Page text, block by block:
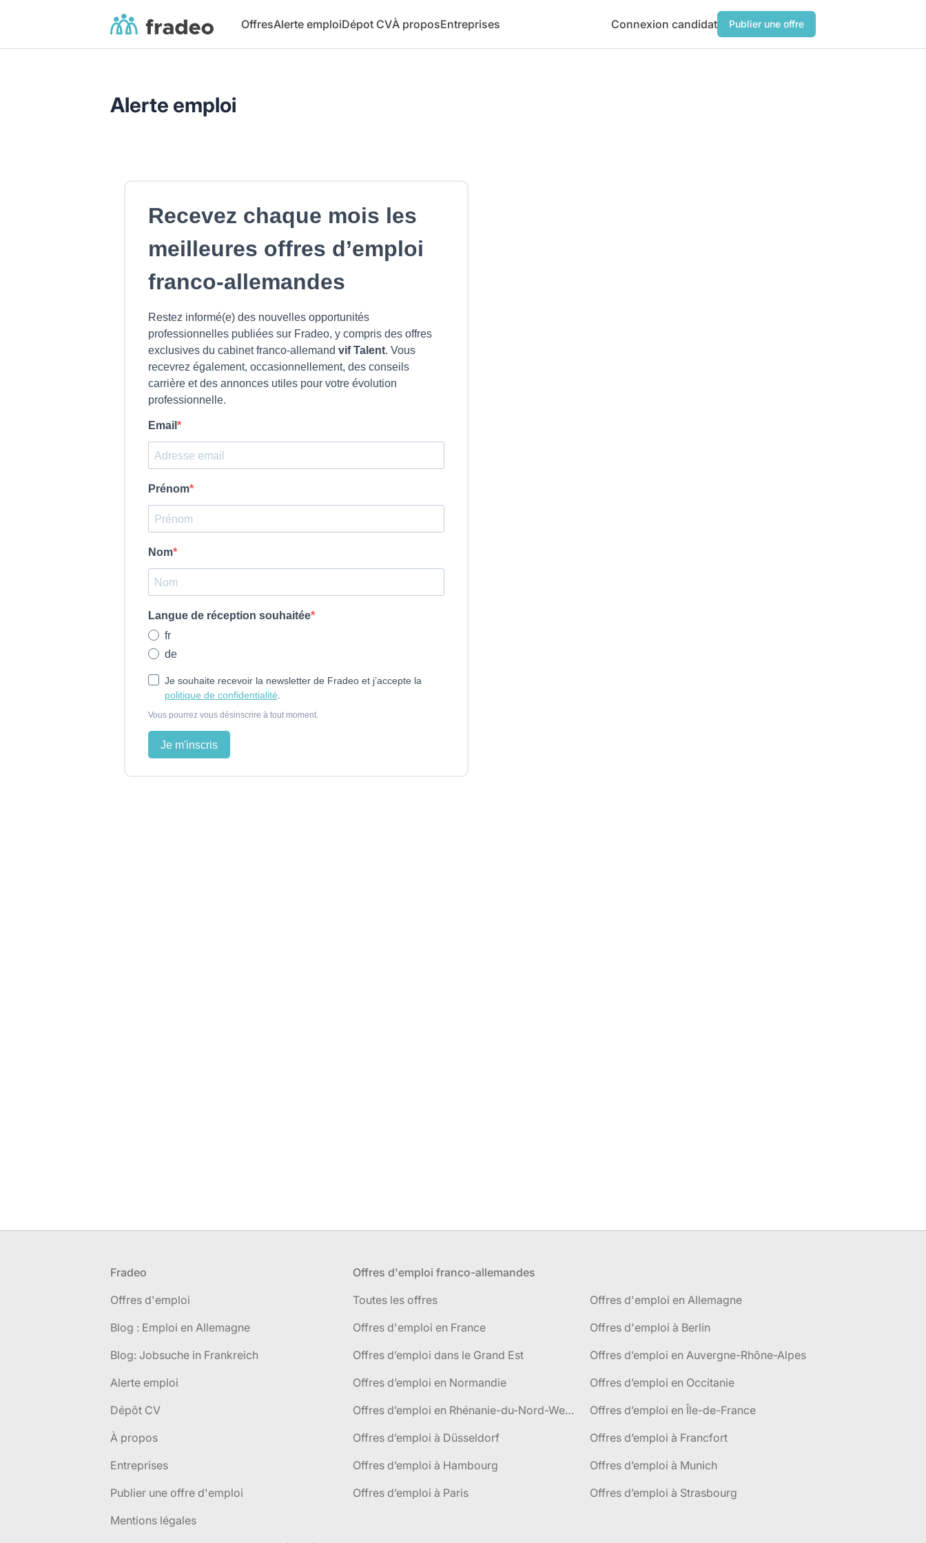
Fradeo OffresAlerte emploiDépot CVÀ proposEntreprises Connexion candidat Publier une offre
Alerte emploi
Fradeo
Offres d'emploi
Blog : Emploi en Allemagne
Blog: Jobsuche in Frankreich
Alerte emploi
Dépôt CV
À propos
Entreprises
Publier une offre d'emploi
Mentions légales
Offres d'emploi franco-allemandes
Toutes les offres
Offres d'emploi en Allemagne
Offres d'emploi en France
Offres d'emploi à Berlin
Offres d’emploi dans le Grand Est
Offres d’emploi en Auvergne-Rhône-Alpes
Offres d’emploi en Normandie
Offres d’emploi en Occitanie
Offres d’emploi en Rhénanie-du-Nord-Westphalie
Offres d’emploi en Île-de-France
Offres d’emploi à Düsseldorf
Offres d’emploi à Francfort
Offres d’emploi à Hambourg
Offres d’emploi à Munich
Offres d’emploi à Paris
Offres d’emploi à Strasbourg